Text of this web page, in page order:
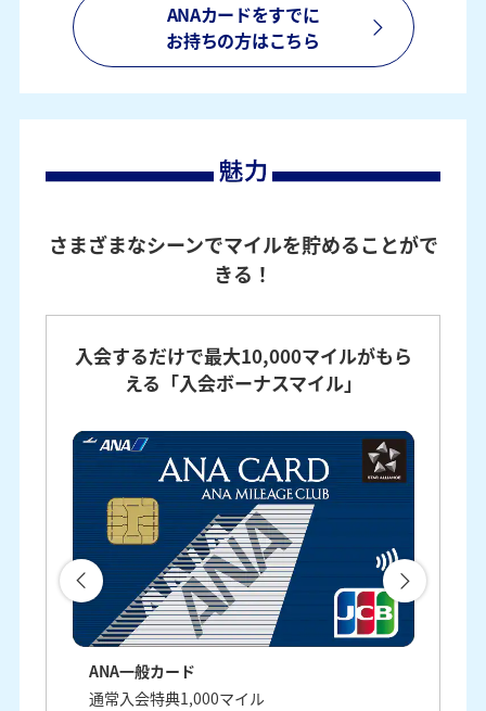
ANAカードをすでに
お持ちの方はこちら
さまざまなシーンでマイルを貯めることがで
きる！
入会するだけで最大10,000マイルがもら
える「入会ボーナスマイル」
ANA一般カード
通常入会特典1,000マイル